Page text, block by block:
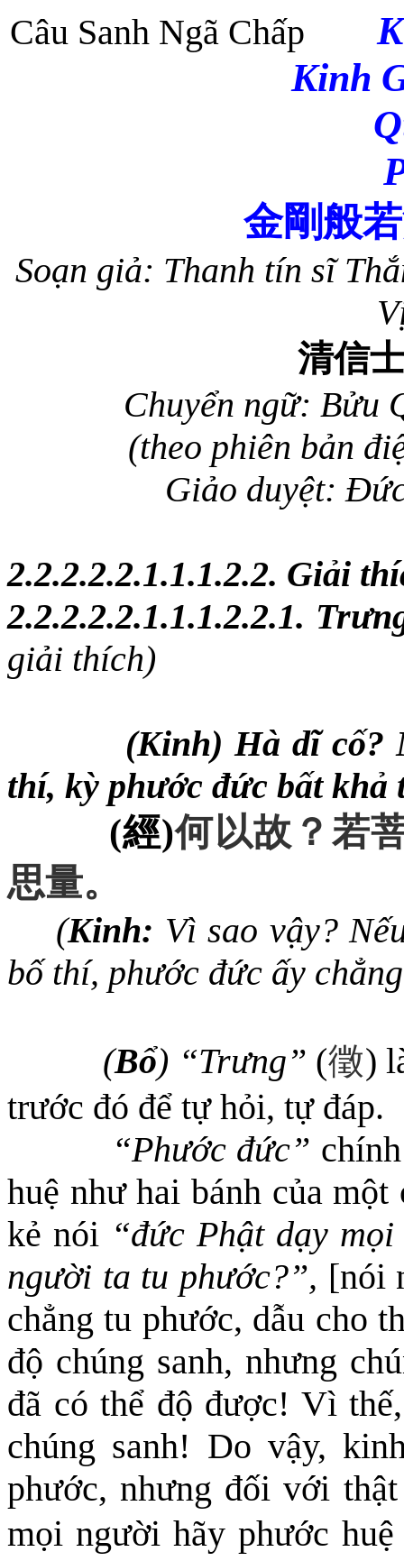
Câu Sanh Ngã Chấp
Kinh
金剛般
Soạn giả: Thanh tín sĩ
清信
Chuyển ngữ: Bửu
(theo phiên bản
Giảo duyệt:
2.2.2.2.2.1.1.1.2.2. Giải
2.2.2.2.2.1.1.1.2.2.1.
giải thích)
(Kinh) Hà dĩ cố?
thí, kỳ phước đức bất khả
(經)何以故 ？ 若
思量。
(Kinh: Vì sao vậy?
bố thí, phước đức ấy
(Bổ) “Trưng” (徵)
trước đó để tự hỏi, tự đáp.
“Phước đức”
huệ như hai bánh của
kẻ nói “đức Phật dạy
người ta tu phước?”, [nói
chẳng tu phước, dẫu cho
độ chúng sanh, nhưng
đã có thể độ được! Vì
chúng sanh! Do vậy,
phước, nhưng đối với
mọi người hãy phước